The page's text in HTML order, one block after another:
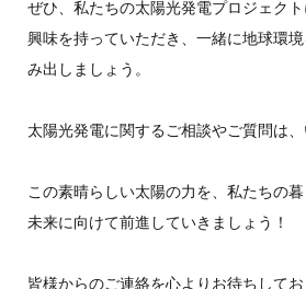
ぜひ、私たちの太陽光発電プロジェクト
興味を持っていただき、一緒に地球環
み出しましょう。
太陽光発電に関するご相談やご質問は、
この素晴らしい太陽の力を、私たちの暮
未来に向けて前進していきましょう！
皆様からのご連絡を心よりお待ちしてお